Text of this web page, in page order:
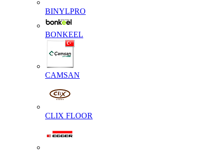
BINYLPRO
BONKEEL
CAMSAN
CLIX FLOOR